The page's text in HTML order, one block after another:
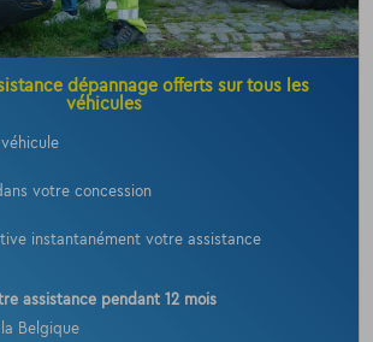
dépannage offerts sur tous les
véhicules
votre concession
instantanément votre assistance
assistance pendant 12 mois
Belgique